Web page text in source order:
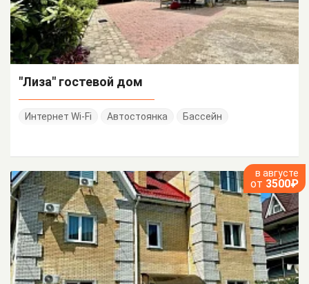
"Лиза" гостевой дом
Интернет Wi-Fi Автостоянка Бассейн
в августе
от 3500₽